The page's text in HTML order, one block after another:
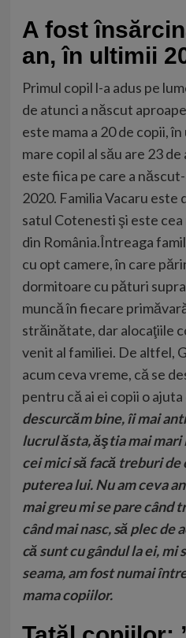
A fost
an, în ultimii
Primul copil l-a adus pe
de atunci a născut
este mama a 20 de copii,
mare copil al său are 23 de
este fiica pe care a
2020. Familia Vacaru este
satul Cotenesti şi este
din România.Întreaga
cu opt camere, în care
dormitoare cu pături
muncă în fiecare
străinătate, dar alocaţiile
venit al familiei. De altfel,
acum ceva vreme, că se
pentru că ai ei copii o
descurcăm bine, îi mai
lucrul ăsta, ăştia mai mari
cei mici să facă treburi de
puterea lui. Nu am ceva
mai greu mi se pare când
când mai nasc, să plec de
că sunt cu gândul la ei, mi
seama, am fost numai
mama copiilor.